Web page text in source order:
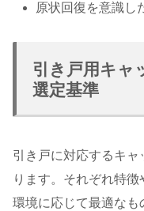
原状回復を意識し
引き戸用キャ
選定基準
引き戸に対応するキ
ります。それぞれ特
環境に応じて最適なも